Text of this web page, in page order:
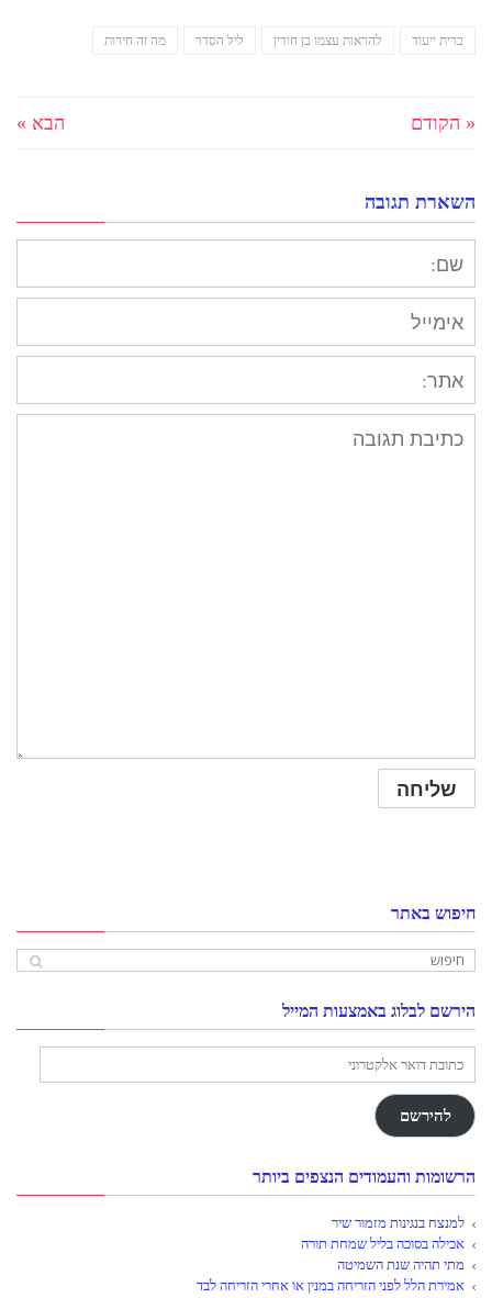
וְאָמְרוּ לָהֶם: רַבּוֹתֵינוּ, הִגִּיעַ…
ברית ייעוד להראות עצמו בן חורין ליל הסדר מה זה חירות
« הקודם הבא »
השארת תגובה
חיפוש באתר
הירשם לבלוג באמצעות המייל
אלקטרוני
להירשם
הרשומות והעמודים הנצפים ביותר
למנצח בנגינות מזמור שיר
אכילה בסוכה בליל שמחת תורה
מתי תהיה שנת השמיטה
אמירת הלל לפני הזריחה במנין או אחרי הזריחה לבד